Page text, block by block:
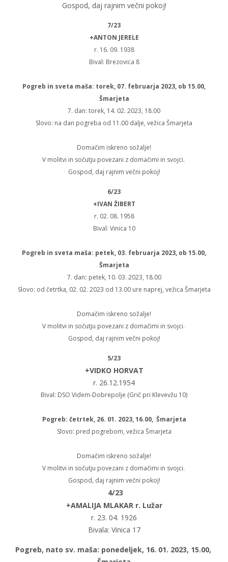
Gospod, daj rajnim večni pokoj!
7/23
+ANTON JERELE
r. 16. 09. 1938
Bival: Brezovica 8
Pogreb in sveta maša: torek, 07. februarja 2023, ob 15.00,
Šmarjeta
7. dan: torek, 14. 02. 2023, 18.00
Slovo: na dan pogreba od 11.00 dalje, vežica Šmarjeta
Domačim iskreno sožalje!
V molitvi in sočutju povezani z domačimi in svojci.
Gospod, daj rajnim večni pokoj!
6/23
+IVAN ŽIBERT
r. 02. 08. 1958
Bival: Vinica 10
Pogreb in sveta maša: petek, 03. februarja 2023, ob 15.00,
Šmarjeta
7. dan: petek, 10. 03. 2023, 18.00
Slovo: od četrtka, 02. 02. 2023 od 13.00 ure naprej, vežica Šmarjeta
Domačim iskreno sožalje!
V molitvi in sočutju povezani z domačimi in svojci.
Gospod, daj rajnim večni pokoj!
5/23
+VIDKO HORVAT
r. 26.12.1954
Bival: DSO Videm-Dobrepolje (Grič pri Klevevžu 10)
Pogreb: četrtek, 26. 01. 2023, 16.00, Šmarjeta
Slovo: pred pogrebom, vežica Šmarjeta
Domačim iskreno sožalje!
V molitvi in sočutju povezani z domačimi in svojci.
Gospod, daj rajnim večni pokoj!
4/23
+AMALIJA MLAKAR r. Lužar
r. 23. 04. 1926
Bivala: Vinica 17
Pogreb, nato sv. maša: ponedeljek, 16. 01. 2023, 15.00,